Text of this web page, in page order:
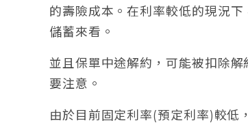
的壽險成本。在利率較低的現況
儲蓄來看。
並且保單中途解約，可能被扣除
要注意。
由於目前固定利率(預定利率)較低